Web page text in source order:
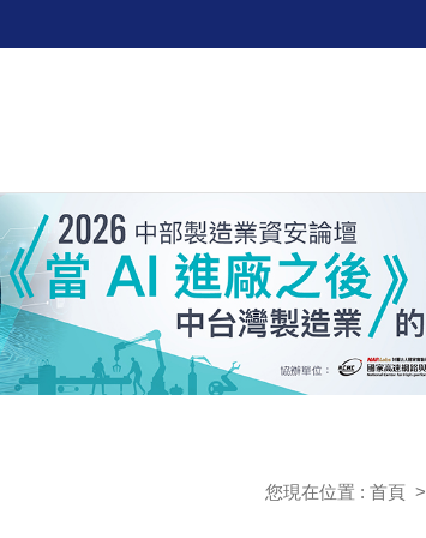
您現在位置 : 首頁 >